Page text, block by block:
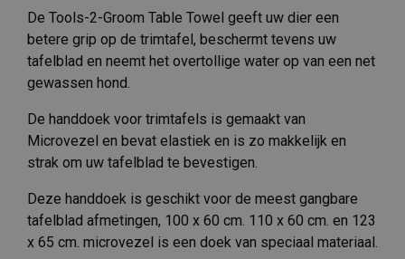
De Tools-2-Groom Table Towel geeft uw dier een
betere grip op de trimtafel, beschermt tevens uw
tafelblad en neemt het overtollige water op van een net
gewassen hond.
De handdoek voor trimtafels is gemaakt van
Microvezel en bevat elastiek en is zo makkelijk en
strak om uw tafelblad te bevestigen.
Deze handdoek is geschikt voor de meest gangbare
tafelblad afmetingen, 100 x 60 cm. 110 x 60 cm. en 123
x 65 cm. microvezel is een doek van speciaal materiaal.